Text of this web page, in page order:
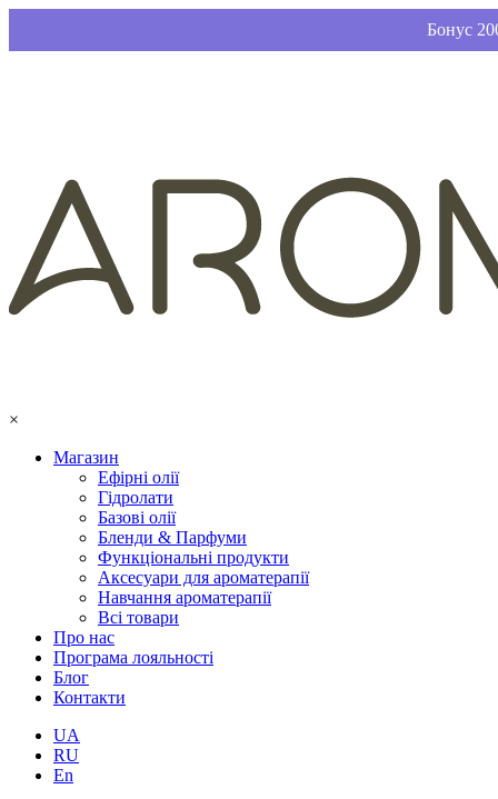
Бонус
×
Магазин
Ефірні олії
Гідролати
Базові олії
Бленди & Парфуми
Функціональні продукти
Аксесуари для ароматерапії
Навчання ароматерапії
Всі товари
Про нас
Програма лояльності
Блог
Контакти
UA
RU
En